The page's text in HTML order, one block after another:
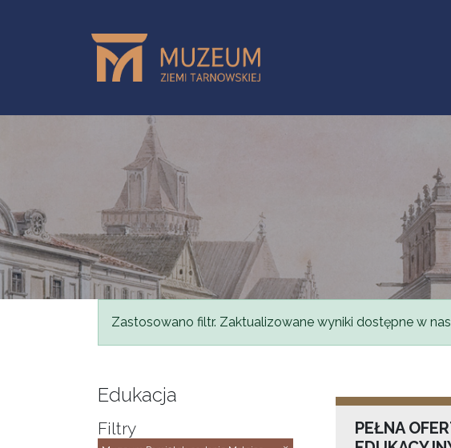
Komunikat
Zastosowano filtr. Zaktualizowane wyniki dostępne w
Edukacja
Filtry
PEŁNA